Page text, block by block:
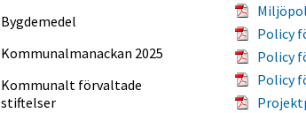
Policy
Policy
Policy
Bygdemedel
Kommun­almanackan 2025
Kommunalt förvaltade
stiftelser